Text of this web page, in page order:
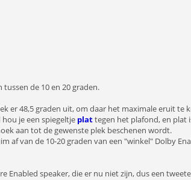
de 10 en 20 graden.
er 48,5 graden uit, om daar het maximale eruit te
je een spiegeltje plattegen het plafond, en plat
aan tot de gewenste plek beschenen wordt.
af van de 10-20 graden van een "winkel" Dolby
Enabled speaker, die er nu niet zijn, dus een